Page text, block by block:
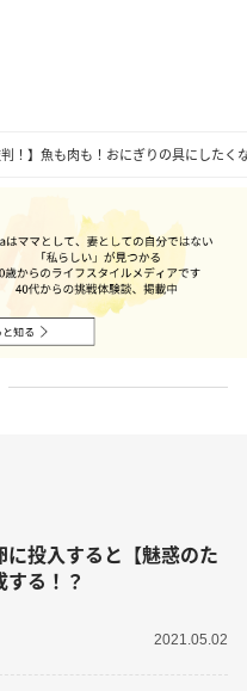
判！】魚も肉も！おにぎりの具にした
に投入すると【魅惑のた
る！？
2021.05.02